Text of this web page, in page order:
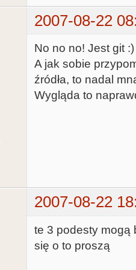
2007-08-22
No no no! Jest git :)
A jak sobie
źródła, to nadal
Wygląda to
2007-08-22
te 3 podesty mogą
się o to proszą